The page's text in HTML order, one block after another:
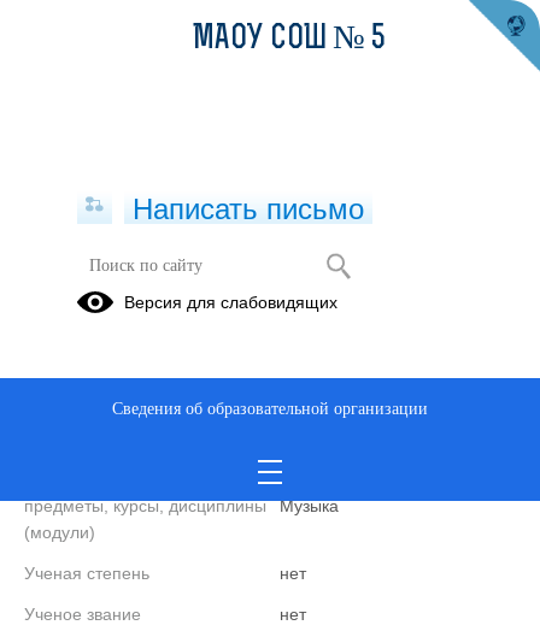
Учитель
Альт Екатерина
предметы, курсы, дисциплины
(модули)
Математика, Русский язык,
Музыка
Ученая степень нет
Ученое звание нет
МАОУ СОШ № 5
Написать письмо
Версия для слабовидящих
Сведения об образовательной организации